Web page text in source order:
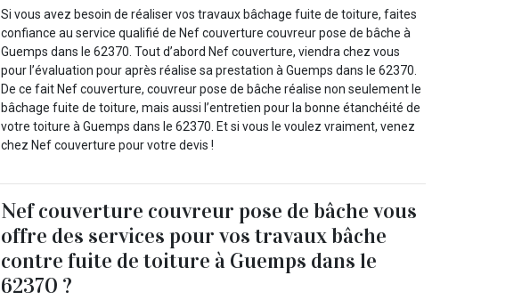
Si vous avez besoin de réaliser vos travaux bâchage fuite de toiture, faites
confiance au service qualifié de Nef couverture couvreur pose de bâche à
Guemps dans le 62370. Tout d’abord Nef couverture, viendra chez vous
pour l’évaluation pour après réalise sa prestation à Guemps dans le 62370.
De ce fait Nef couverture, couvreur pose de bâche réalise non seulement le
bâchage fuite de toiture, mais aussi l’entretien pour la bonne étanchéité de
votre toiture à Guemps dans le 62370. Et si vous le voulez vraiment, venez
chez Nef couverture pour votre devis !
Nef couverture couvreur pose de bâche vous
offre des services pour vos travaux bâche
contre fuite de toiture à Guemps dans le
62370 ?